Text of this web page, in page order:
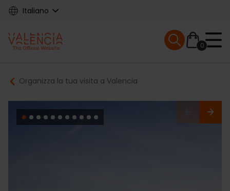
Skip
content
Italiano
Main
navigation
0
Mobile menu
Breadcrumb
Organizza la tua visita a Valencia